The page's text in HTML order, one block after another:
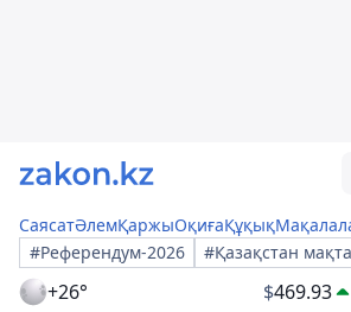
СаясатӘлемҚаржыОқиғаҚұқық
#Референдум-2026
#Қазақстан
+26° $469.93